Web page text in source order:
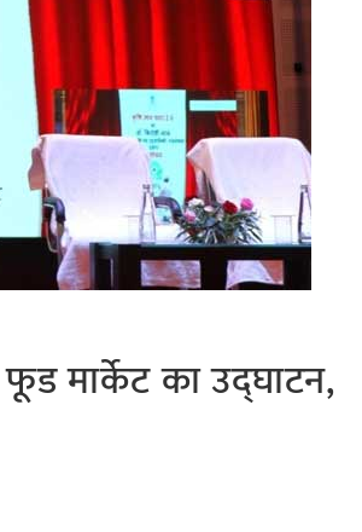
मार्केट का उद्घाटन,